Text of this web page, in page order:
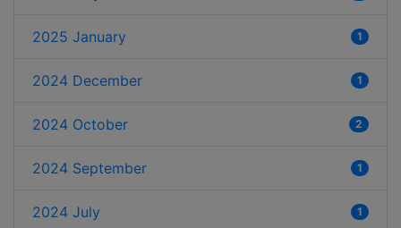
2025 January 1
2024 December 1
2024 October 2
2024 September 1
2024 July 1